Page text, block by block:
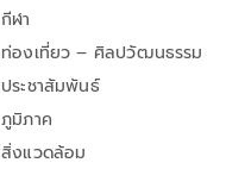
กีฬา
ท่องเที่ยว – ศิลปวัฒนธรรม
ประชาสัมพันธ์
ภูมิภาค
สิ่งแวดล้อม